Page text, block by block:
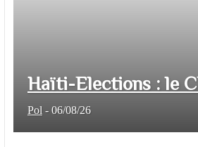
Haïti-Elections : le
Pol - 06/08/26